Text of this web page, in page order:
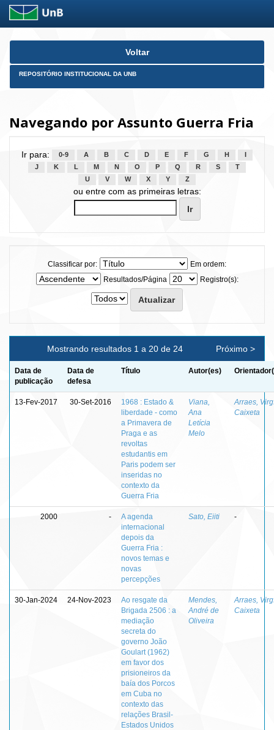
Skip
Voltar
REPOSITÓRIO INSTITUCIONAL DA UNB
Navegando por Assunto Guerra Fria
Ir para: 0-9 A B C D E F G H
J
K L M N O P Q R S
T
U
V W X Y Z
ou entre com as primeiras letras:
Classificar por:
Em ordem:
Resultados/Página
Registro(s):
Mostrando resultados 1 a 20 de 24 Próximo >
Data de
publicação
Data de
defesa
Título Autor(es)
13-Fev-2017 30-Set-2016
1968 : Estado &
liberdade - como
a Primavera de
Praga e as
revoltas
estudantis em
Paris podem ser
inseridas no
contexto da
Guerra Fria
Viana,
Ana
Letícia
Melo
Arraes,
Caixeta
2000 -
A agenda
internacional
depois da
Guerra Fria :
novos temas e
novas
percepções
Sato, Eiiti -
30-Jan-2024 24-Nov-2023
Ao resgate da
Brigada 2506 : a
mediação
secreta do
governo João
Goulart (1962)
em favor dos
prisioneiros da
baía dos Porcos
em Cuba no
contexto das
relações Brasil-
Estados Unidos
Mendes,
André de
Oliveira
Arraes,
Caixeta